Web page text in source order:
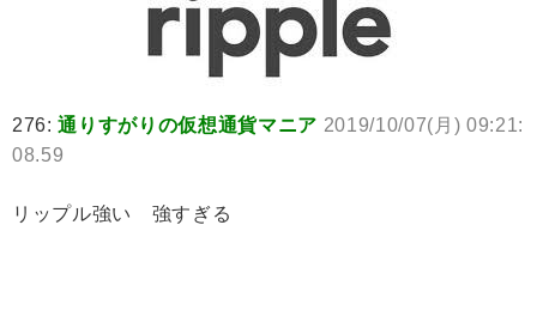
276:通りすがりの仮想通貨マニア 2019/10/07(月) 09:21:
08.59
リップル強い 強すぎる